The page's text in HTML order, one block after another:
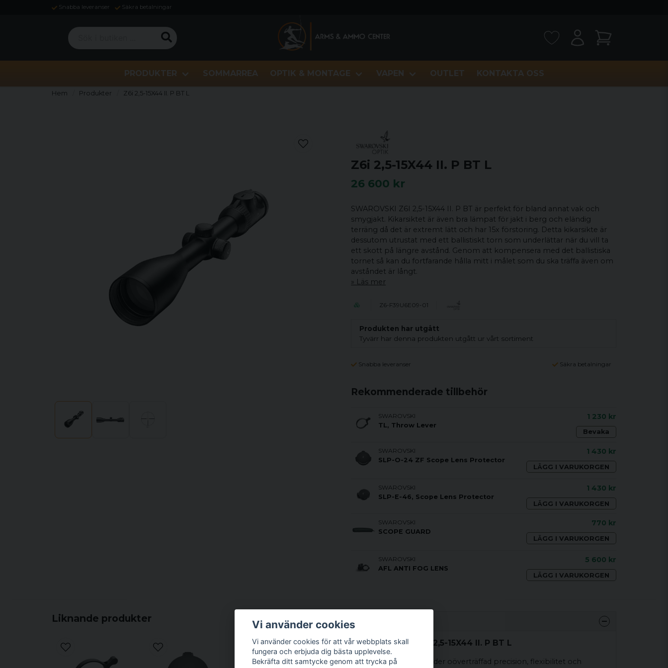
Snabba leveranser Säkra betalningar
Sök i butiken ...
PRODUKTER SOMMARREA OPTIK & MONTAGE VAPEN OUTLET KONTAKTA OSS
Hem Produkter Z6i 2,5-15X44 II. P BT L
Z6i 2,5-15X44 II. P BT L
26 600 kr
SWAROVSKI Z6I 2,5-15X44 II. P BT är perfekt för bland annat vak och
smygjakt. Kikarsiktet är även bra lämpat för jakt i berg och eländig
terräng då det är extremt lätt och har 15x förstoring. Detta kikarsikte är
dessutom utrustat med ett ballistiskt torn som underlättar när du vill ta
ett skott på längre avstånd. Genom att kompensera med det ballistiska
tornet så kan du fortfarande hålla mitt i målet som du ska träffa även om
avståndet är långt.
Läs mer
Z6-F39U6E09-01
Produkten har utgått
Tyvärr har denna produkten utgått ur vårt sortiment
Snabba leveranser Säkra betalningar
Rekommenderade tillbehör
SWAROVSKI
TL, Throw Lever
1 230 kr
Bevaka
SWAROVSKI
SLP-O-24 ZF Scope Lens Protector
1 430 kr
LÄGG I VARUKORGEN
SWAROVSKI
SLP-E-46, Scope Lens Protector
1 430 kr
LÄGG I VARUKORGEN
SWAROVSKI
SCOPE GUARD
770 kr
LÄGG I VARUKORGEN
SWAROVSKI
AFL ANTI FOG LENS
5 600 kr
LÄGG I VARUKORGEN
Liknande produkter Beskrivning
Beskrivning av Z6i 2,5-15X44 II. P BT L
Alla Z6i-modeller erbjuder oöverträffad precision, flexibilitet och
Vi använder cookies
Vi använder cookies för att vår webbplats skall
fungera och erbjuda dig bästa upplevelse.
Bekräfta ditt samtycke genom att trycka på